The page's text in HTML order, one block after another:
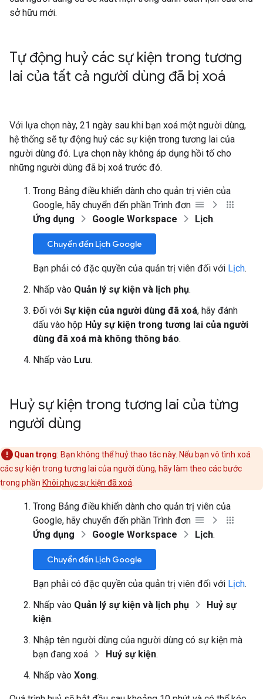
sở hữu mới.
Tự động huỷ các sự kiện trong tương
lai của tất cả người dùng đã bị xoá
Với lựa chọn này, 21 ngày sau khi bạn xoá một người dùng,
hệ thống sẽ tự động huỷ các sự kiện trong tương lai của
người dùng đó. Lựa chọn này không áp dụng hồi tố cho
những người dùng đã bị xoá trước đó.
Trong Bảng điều khiển dành cho quản trị viên của
Google, hãy chuyển đến phần Trình đơn
Ứng dụng
Google Workspace Lịch.
Chuyển đến Lịch Google
Bạn phải có đặc quyền của quản trị viên đối với Lịch.
Nhấp vào Quản lý sự kiện và lịch phụ.
Đối với Sự kiện của người dùng đã xoá, hãy đánh
dấu vào hộp Hủy sự kiện trong tương lai của người
dùng đã xoá mà không thông báo.
Nhấp vào Lưu.
Huỷ sự kiện trong tương lai của từng
người dùng
Quan trọng: Bạn không thể huỷ thao tác này. Nếu bạn vô tình xoá
các sự kiện trong tương lai của người dùng, hãy làm theo các bước
trong phần Khôi phục sự kiện đã xoá
Trong Bảng điều khiển dành cho quản trị viên của
Google, hãy chuyển đến phần Trình đơn
Ứng dụng
Google Workspace Lịch.
Chuyển đến Lịch Google
Bạn phải có đặc quyền của quản trị viên đối với Lịch.
Nhấp vào Quản lý sự kiện và lịch phụ
Huỷ sự
kiện.
Nhập tên người dùng của người dùng có sự kiện mà
bạn đang xoá
Huỷ sự kiện.
Nhấp vào Xong.